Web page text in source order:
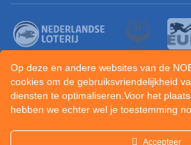
Op deze en andere websites van de
cookies om de gebruiksvriendelijkheid
diensten te optimaliseren.Voor het
hebben we echter wel je toestemming
Accepteer